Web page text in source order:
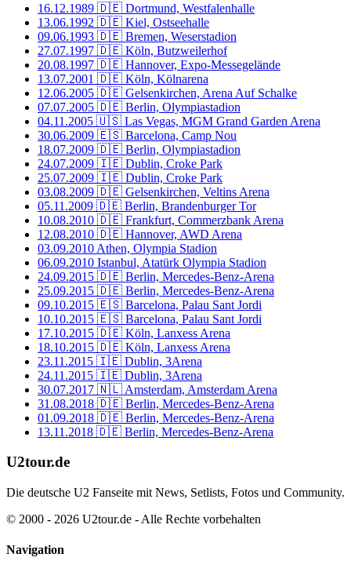
16.12.1989 🇩🇪 Dortmund, Westfalenhalle
13.06.1992 🇩🇪 Kiel, Ostseehalle
09.06.1993 🇩🇪 Bremen, Weserstadion
27.07.1997 🇩🇪 Köln, Butzweilerhof
20.08.1997 🇩🇪 Hannover, Expo-Messegelände
13.07.2001 🇩🇪 Köln, Kölnarena
12.06.2005 🇩🇪 Gelsenkirchen, Arena Auf Schalke
07.07.2005 🇩🇪 Berlin, Olympiastadion
04.11.2005 🇺🇸 Las Vegas, MGM Grand Garden Arena
30.06.2009 🇪🇸 Barcelona, Camp Nou
18.07.2009 🇩🇪 Berlin, Olympiastadion
24.07.2009 🇮🇪 Dublin, Croke Park
25.07.2009 🇮🇪 Dublin, Croke Park
03.08.2009 🇩🇪 Gelsenkirchen, Veltins Arena
05.11.2009 🇩🇪 Berlin, Brandenburger Tor
10.08.2010 🇩🇪 Frankfurt, Commerzbank Arena
12.08.2010 🇩🇪 Hannover, AWD Arena
03.09.2010 Athen, Olympia Stadion
06.09.2010 Istanbul, Atatürk Olympia Stadion
24.09.2015 🇩🇪 Berlin, Mercedes-Benz-Arena
25.09.2015 🇩🇪 Berlin, Mercedes-Benz-Arena
09.10.2015 🇪🇸 Barcelona, Palau Sant Jordi
10.10.2015 🇪🇸 Barcelona, Palau Sant Jordi
17.10.2015 🇩🇪 Köln, Lanxess Arena
18.10.2015 🇩🇪 Köln, Lanxess Arena
23.11.2015 🇮🇪 Dublin, 3Arena
24.11.2015 🇮🇪 Dublin, 3Arena
30.07.2017 🇳🇱 Amsterdam, Amsterdam Arena
31.08.2018 🇩🇪 Berlin, Mercedes-Benz-Arena
01.09.2018 🇩🇪 Berlin, Mercedes-Benz-Arena
13.11.2018 🇩🇪 Berlin, Mercedes-Benz-Arena
U2tour.de
Die deutsche U2 Fanseite mit News, Setlists, Fotos und Community.
© 2000 - 2026 U2tour.de - Alle Rechte vorbehalten
Navigation